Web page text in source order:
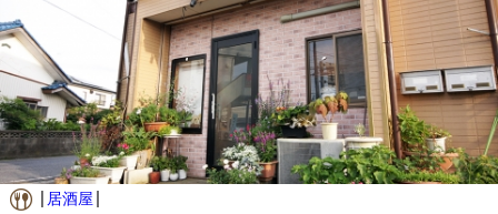
居酒屋